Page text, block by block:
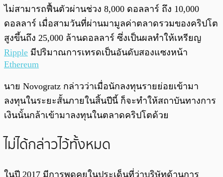
ไม่สามารถฟื้นตัวผ่านช่วง 8,000 ดอลลาร์ ถึง 10,000
ดอลลาร์ เมื่อสามวันที่ผ่านมามูลค่าตลาดรวมของคริปโต
สูงขึ้นถึง 25,000 ล้านดอลลาร์ ซึ่งเป็นผลทำให้เหรียญ
Ripple มีปริมาณการเทรดเป็นอันดับสองแซงหน้า
Ethereum
นาย Novogratz กล่าวว่าเมื่อนักลงทุนรายย่อยเข้ามา
ลงทุนในระยะสั้นภายในสิ้นปีนี้ ก็จะทำให้สถาบันทางการ
เงินนั้นกล้าเข้ามาลงทุนในตลาดคริปโตด้วย
ไม่ได้กล่าวไว้ทั้งหมด
ในปี 2017 มีการพูดคุยในประเด็นที่ว่าบริษัทด้านการ